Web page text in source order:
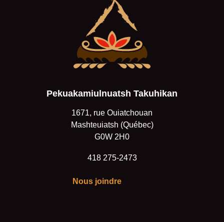
Pekuakamiulnuatsh Takuhikan
1671, rue Ouiatchouan
Mashteuiatsh (Québec)
G0W 2H0
418 275-2473
Nous joindre